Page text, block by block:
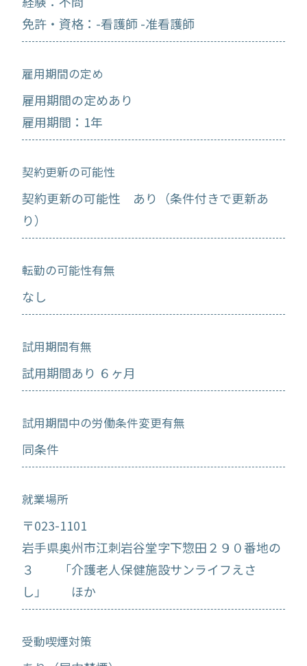
免許・資格：-看護師 -准看護師
雇用期間の定め
雇用期間の定めあり
雇用期間：1年
契約更新の可能性
契約更新の可能性 あり（条件付きで更新あ
り）
転勤の可能性有無
なし
試用期間有無
試用期間あり ６ヶ月
試用期間中の労働条件変更有無
同条件
就業場所
〒023-1101
岩手県奥州市江刺岩谷堂字下惣田２９０番地の
３ 「介護老人保健施設サンライフえさ
し」 ほか
受動喫煙対策